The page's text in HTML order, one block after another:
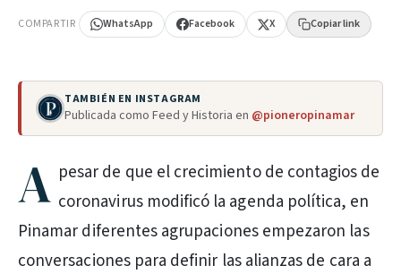
COMPARTIR WhatsApp Facebook X Copiar link
TAMBIÉN EN INSTAGRAM
Publicada como Feed y Historia en @pioneropinamar
A pesar de que el crecimiento de contagios de
coronavirus modificó la agenda política, en
Pinamar diferentes agrupaciones empezaron las
conversaciones para definir las alianzas de cara a